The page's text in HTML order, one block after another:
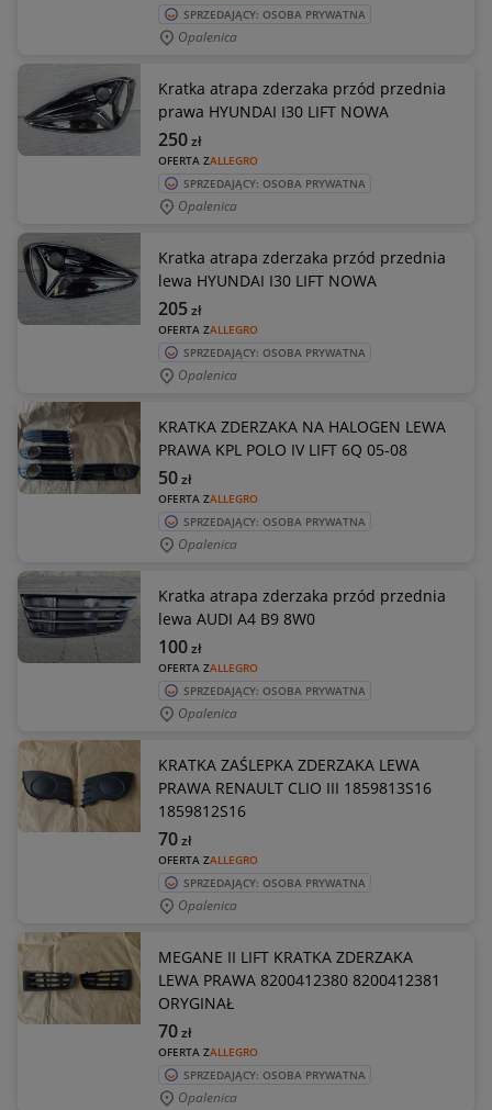
SPRZEDAJĄCY: OSOBA PRYWATNA
Opalenica
Kratka atrapa zderzaka przód przednia
prawa HYUNDAI I30 LIFT NOWA
OFERTA ZALLEGRO
250zł
SPRZEDAJĄCY: OSOBA PRYWATNA
Opalenica
Kratka atrapa zderzaka przód przednia
lewa HYUNDAI I30 LIFT NOWA
OFERTA ZALLEGRO
205zł
SPRZEDAJĄCY: OSOBA PRYWATNA
Opalenica
KRATKA ZDERZAKA NA HALOGEN LEWA
PRAWA KPL POLO IV LIFT 6Q 05-08
OFERTA ZALLEGRO
50zł
SPRZEDAJĄCY: OSOBA PRYWATNA
Opalenica
Kratka atrapa zderzaka przód przednia
lewa AUDI A4 B9 8W0
OFERTA ZALLEGRO
100zł
SPRZEDAJĄCY: OSOBA PRYWATNA
Opalenica
KRATKA ZAŚLEPKA ZDERZAKA LEWA
PRAWA RENAULT CLIO III 1859813S16
1859812S16
OFERTA ZALLEGRO
70zł
SPRZEDAJĄCY: OSOBA PRYWATNA
Opalenica
MEGANE II LIFT KRATKA ZDERZAKA
LEWA PRAWA 8200412380 8200412381
ORYGINAŁ
OFERTA ZALLEGRO
70zł
SPRZEDAJĄCY: OSOBA PRYWATNA
Opalenica